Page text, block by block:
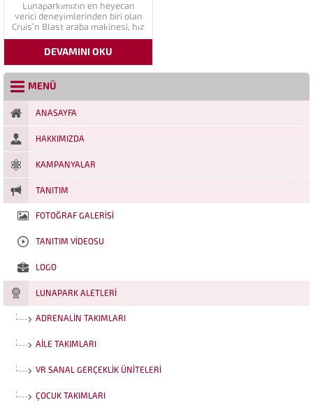
Lunaparkımızın en heyecan
verici deneyimlerinden biri olan
Cruis’n Blast araba makinesi, hız
ve macera dolu bir yarış keyfi
sunuyor! Gerçekçi grafikler,
çarpıcı ses efektleri ve etkileyici
görsel tasarımıyla bu makine,
ziyaretçilerimize adrenalin dolu
anlar yaşatmak için burada.
Dünyanın dört bir...
DEVAMINI OKU
MENÜ
ANASAYFA
HAKKIMIZDA
KAMPANYALAR
TANITIM
FOTOĞRAF GALERISI
TANITIM VIDEOSU
LOGO
LUNAPARK ALETLERI
ADRENALIN TAKIMLARI
AILE TAKIMLARI
VR SANAL GERÇEKLIK ÜNITELERI
ÇOCUK TAKIMLARI